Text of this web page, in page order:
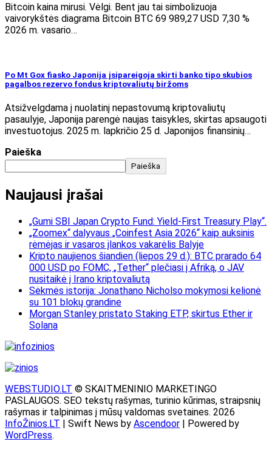
Bitcoin kaina mirusi. Vėlgi. Bent jau tai simbolizuoja
vaivorykštės diagrama Bitcoin BTC 69 989,27 USD 7,30 %
2026 m. vasario…
Po Mt Gox fiasko Japonija įsipareigoja skirti banko tipo skubios
pagalbos rezervo fondus kriptovaliutų biržoms
Atsižvelgdama į nuolatinį nepastovumą kriptovaliutų
pasaulyje, Japonija parengė naujas taisykles, skirtas apsaugoti
investuotojus. 2025 m. lapkričio 25 d. Japonijos finansinių…
Paieška
Paieška
Naujausi įrašai
„Gumi SBI Japan Crypto Fund: Yield-First Treasury Play“.
„Zoomex“ dalyvaus „Coinfest Asia 2026“ kaip auksinis
rėmėjas ir vasaros įlankos vakarėlis Balyje
Kripto naujienos šiandien (liepos 29 d.): BTC prarado 64
000 USD po FOMC, „Tether“ plečiasi į Afriką, o JAV
nusitaikė į Irano kriptovaliutą
Sėkmės istorija: Jonathano Nicholso mokymosi kelionė
su 101 blokų grandine
Morgan Stanley pristato Staking ETP, skirtus Ether ir
Solana
WEBSTUDIO.LT © SKAITMENINIO MARKETINGO
PASLAUGOS. SEO tekstų rašymas, turinio kūrimas, straipsnių
rašymas ir talpinimas į mūsų valdomas svetaines. 2026
InfoŽinios.LT | Swift News by Ascendoor | Powered by
WordPress.